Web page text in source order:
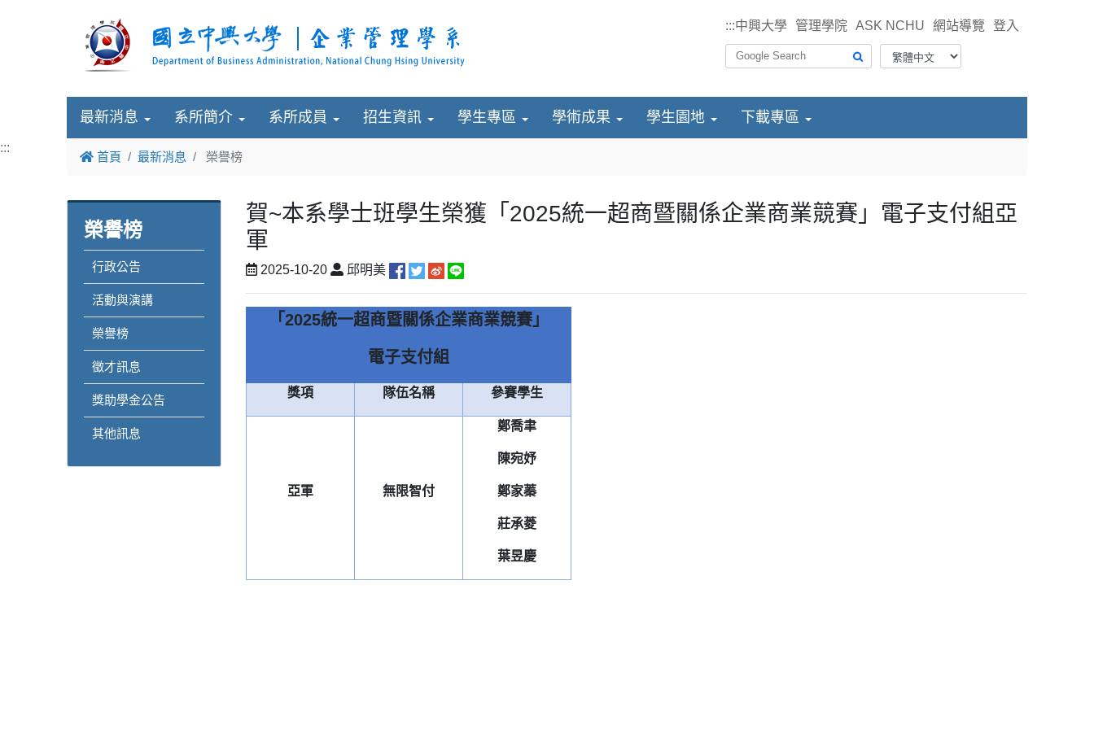
:::中興大學 管理學院 ASK NCHU 網站導覽 登入
最新消息 系所簡介 系所成員 招生資訊 學生專區 學術成果 學生園地 下載專區
:::
首頁 最新消息 榮譽榜
榮譽榜
行政公告
活動與演講
榮譽榜
徵才訊息
獎助學金公告
其他訊息
賀~本系學士班學生榮獲「2025統一超商暨關係企業商業競賽」電子支付組亞
軍
2025-10-20 邱明美
「2025統一超商暨關係企業商業競賽」
電子支付組
獎項 隊伍名稱 參賽學生
亞軍 無限智付
鄭喬聿
陳宛妤
鄭家蓁
莊承菱
葉昱慶